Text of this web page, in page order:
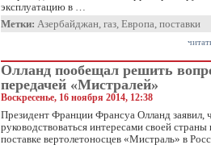
эксплуатацию в …
Метки: Азербайджан, газ, Европа, поставки
Олланд пообещал решить
передачей «Мистралей»
Воскресенье, 16 ноября 2014, 12:38
Президент Франции Франсуа Олланд заявил,
руководствоваться интересами своей
поставке вертолетоносцев «Мистраль» в